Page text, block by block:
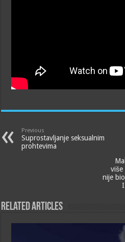
Previous
Suprostavljanje seksualnim
prohtevima
više
nije
Related Articles